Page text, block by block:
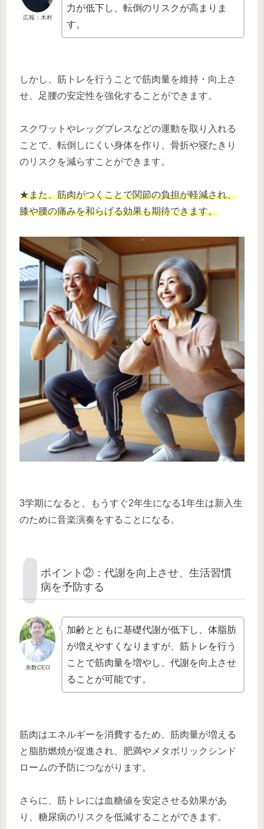
広報：木村
力が低下し、転倒のリスクが高まりま
す。
しかし、筋トレを行うことで筋肉量を維持・向上さ
せ、足腰の安定性を強化することができます。
スクワットやレッグプレスなどの運動を取り入れる
ことで、転倒しにくい身体を作り、骨折や寝たきり
のリスクを減らすことができます。
★また、筋肉がつくことで関節の負担が軽減され、
膝や腰の痛みを和らげる効果も期待できます。
3学期になると、もうすぐ2年生になる1年生は新入生
のために音楽演奏をすることになる。
ポイント②：代謝を向上させ、生活習慣
病を予防する
糸数CEO
加齢とともに基礎代謝が低下し、体脂肪
が増えやすくなりますが、筋トレを行う
ことで筋肉量を増やし、代謝を向上させ
ることが可能です。
筋肉はエネルギーを消費するため、筋肉量が増える
と脂肪燃焼が促進され、肥満やメタボリックシンド
ロームの予防につながります。
さらに、筋トレには血糖値を安定させる効果があ
り、糖尿病のリスクを低減することができます。